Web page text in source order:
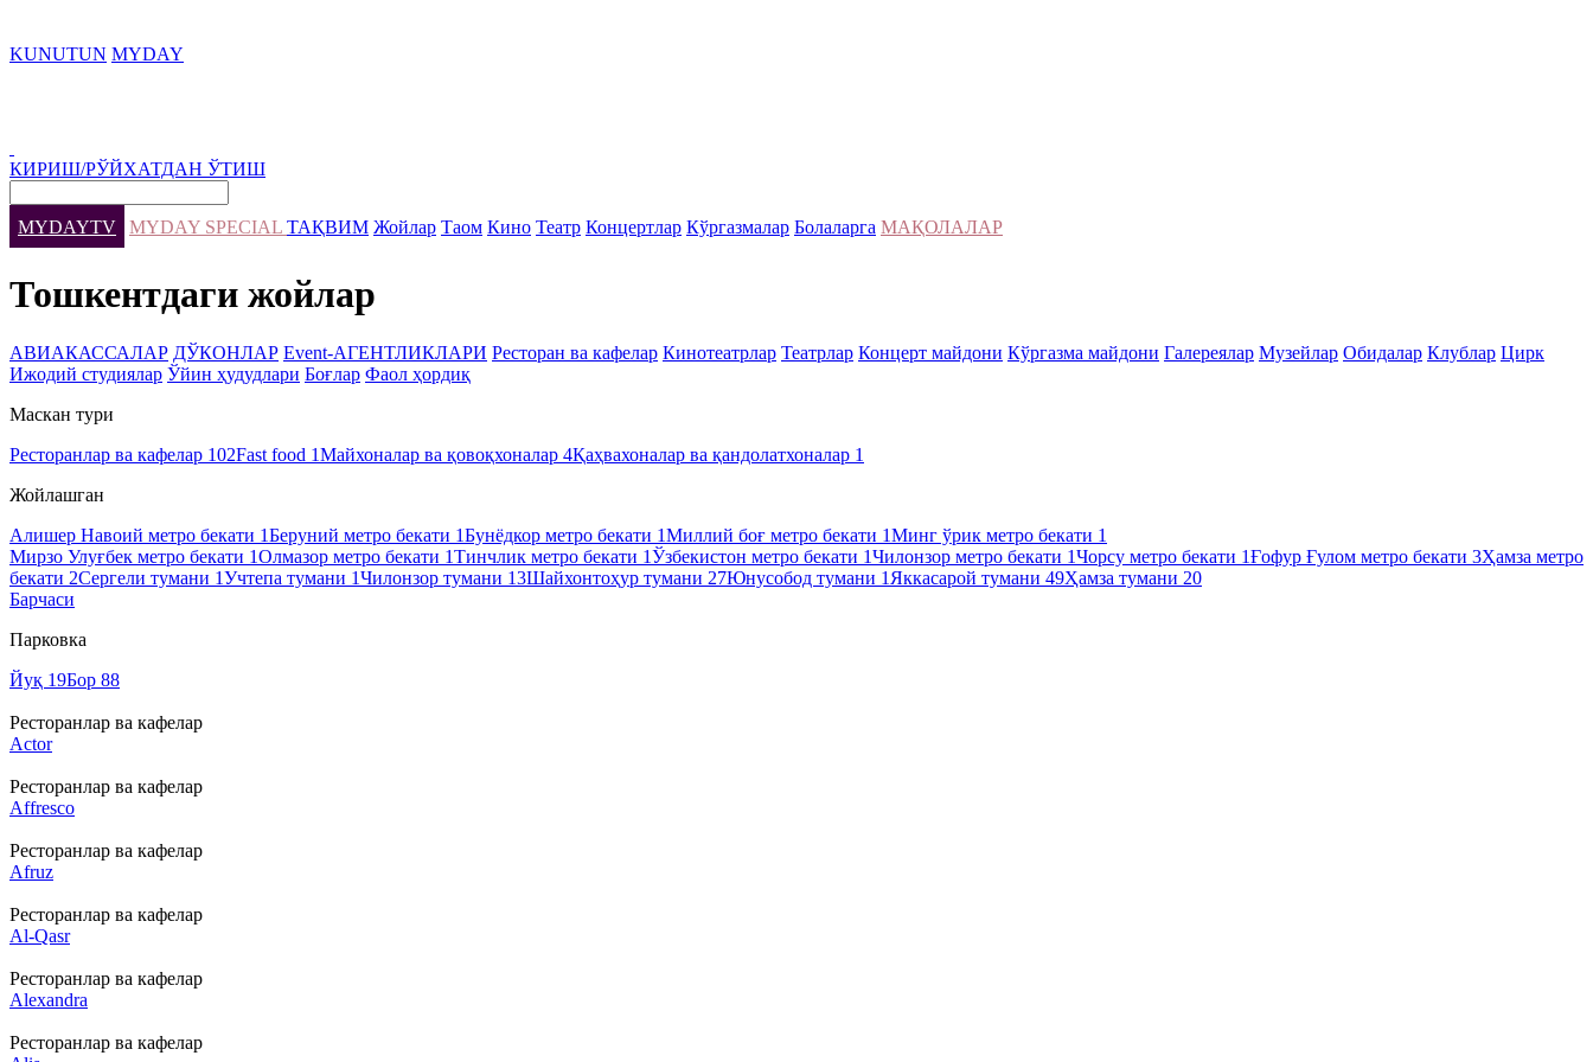
KUNUTUN MYDAY
КИРИШ/РЎЙХАТДАН ЎТИШ
MYDAYTV MYDAY SPECIAL ТАҚВИМ Жойлар Таом Кино Театр Концертлар Кўргазмалар Болаларга МАҚОЛАЛАР
Тошкентдаги жойлар
АВИАКАССАЛАР ДЎКОНЛАР Event-АГЕНТЛИКЛАРИ Ресторан ва кафелар Кинотеатрлар Театрлар Концерт майдони Кўргазма майдони Галереялар Музейлар Обидалар Клублар Цирк
Ижодий студиялар Ўйин ҳудудлари Боғлар Фаол ҳордиқ
Маскан тури
Ресторанлар ва кафелар 102Fast food 1Майхоналар ва қовоқхоналар 4Қаҳвахоналар ва қандолатхоналар 1
Жойлашган
Алишер Навоий метро бекати 1Беруний метро бекати 1Бунёдкор метро бекати 1Миллий боғ метро бекати 1Минг ўрик метро бекати 1
Мирзо Улуғбек метро бекати 1Олмазор метро бекати 1Тинчлик метро бекати 1Ўзбекистон метро бекати 1Чилонзор метро бекати 1Чорсу метро бекати 1Ғофур Ғулом метро бекати 3Ҳамза метро
бекати 2Сергели тумани 1Учтепа тумани 1Чилонзор тумани 13Шайхонтоҳур тумани 27Юнусобод тумани 1 Яккасарой тумани 49Ҳамза тумани 20
Барчаси
Парковка
Йуқ 19Бор 88
Ресторанлар ва кафелар
Actor
Ресторанлар ва кафелар
Affresco
Ресторанлар ва кафелар
Afruz
Ресторанлар ва кафелар
Al-Qasr
Ресторанлар ва кафелар
Alexandra
Ресторанлар ва кафелар